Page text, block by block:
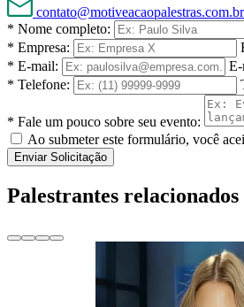
contato@motiveacaopalestras.com.br
* Nome completo:
* Empresa:
* E-mail:
* Telefone:
* Fale um pouco sobre seu evento:
Ao submeter este formulário, você
Enviar Solicitação
Palestrantes relacionados